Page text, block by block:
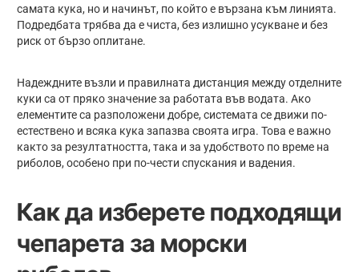
самата кука, но и начинът, по който е вързана към линията.
Подредбата трябва да е чиста, без излишно усукване и без
риск от бързо оплитане.
Надеждните възли и правилната дистанция между отделните
куки са от пряко значение за работата във водата. Ако
елементите са разположени добре, системата се движи по-
естествено и всяка кука запазва своята игра. Това е важно
както за резултатността, така и за удобството по време на
риболов, особено при по-чести спускания и вадения.
Как да изберете подходящи
чепарета за морски